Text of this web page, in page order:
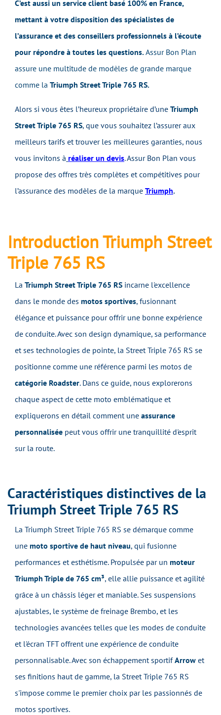
C’est aussi un service client basé 100% en France,
mettant à votre disposition des spécialistes de
l’assurance et des conseillers professionnels à l’écoute
pour répondre à toutes les questions.Assur Bon Plan
assure une multitude de modèles de grande marque
comme la Triumph Street Triple 765 RS.
Alors si vous êtes l’heureux propriétaire d’une Triumph
Street Triple 765 RS, que vous souhaitez l’assurer aux
meilleurs tarifs et trouver les meilleures garanties, nous
vous invitons à réaliser un devis. Assur Bon Plan vous
propose des offres très complètes et compétitives pour
l’assurance des modèles de la marque Triumph.
Introduction Triumph Street
Triple 765 RS
La Triumph Street Triple 765 RS incarne l'excellence
dans le monde des motos sportives, fusionnant
élégance et puissance pour offrir une bonne expérience
de conduite. Avec son design dynamique, sa performance
et ses technologies de pointe, la Street Triple 765 RS se
positionne comme une référence parmi les motos de
catégorie Roadster. Dans ce guide, nous explorerons
chaque aspect de cette moto emblématique et
expliquerons en détail comment une assurance
personnalisée peut vous offrir une tranquillité d'esprit
sur la route.
Caractéristiques distinctives de la
Triumph Street Triple 765 RS
La Triumph Street Triple 765 RS se démarque comme
une moto sportive de haut niveau, qui fusionne
performances et esthétisme. Propulsée par un moteur
Triumph Triple de 765 cm³, elle allie puissance et agilité
grâce à un châssis léger et maniable. Ses suspensions
ajustables, le système de freinage Brembo, et les
technologies avancées telles que les modes de conduite
et l'écran TFT offrent une expérience de conduite
personnalisable. Avec son échappement sportifArrow et
ses finitions haut de gamme, la Street Triple 765 RS
s'impose comme le premier choix par les passionnés de
motos sportives.